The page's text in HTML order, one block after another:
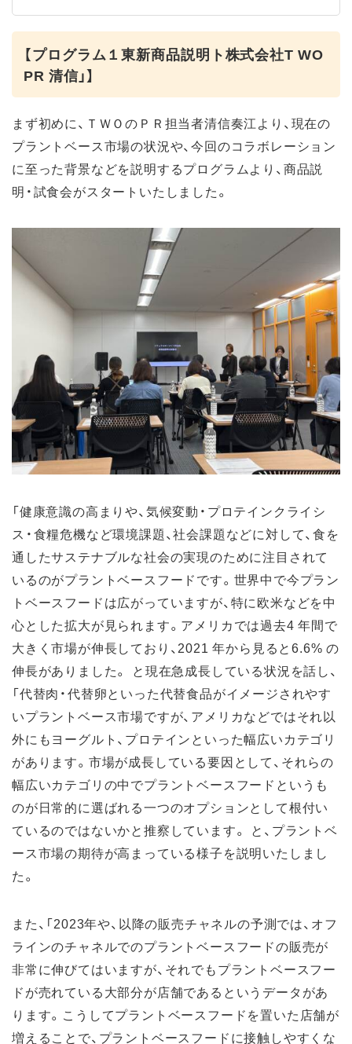
【プログラム１東新商品説明ト株式会社T WO
PR 清信」】
まず初めに、ＴＷＯのＰＲ担当者清信奏江より、現在の
プラントベース市場の状況や、今回のコラボレーション
に至った背景などを説明するプログラムより、商品説
明・試食会がスタートいたしました。
「健康意識の高まりや、気候変動・プロテインクライシ
ス・食糧危機など環境課題、社会課題などに対して、食を
通したサステナブルな社会の実現のために注目されて
いるのがプラントベースフードです。世界中で今プラン
トベースフードは広がっていますが、特に欧米などを中
心とした拡大が見られます。アメリカでは過去4 年間で
大きく市場が伸長しており、2021 年から見ると6.6% の
伸長がありました。 と現在急成長している状況を話し、
「代替肉・代替卵といった代替食品がイメージされやす
いプラントベース市場ですが、アメリカなどではそれ以
外にもヨーグルト、プロテインといった幅広いカテゴリ
があります。市場が成長している要因として、それらの
幅広いカテゴリの中でプラントベースフードというも
のが日常的に選ばれる一つのオプションとして根付い
ているのではないかと推察しています。 と、プラントベ
ース市場の期待が高まっている様子を説明いたしまし
た。
また、「2023年や、以降の販売チャネルの予測では、オフ
ラインのチャネルでのプラントベースフードの販売が
非常に伸びてはいますが、それでもプラントベースフー
ドが売れている大部分が店舗であるというデータがあ
ります。こうしてプラントベースフードを置いた店舗が
増えることで、プラントベースフードに接触しやすくな